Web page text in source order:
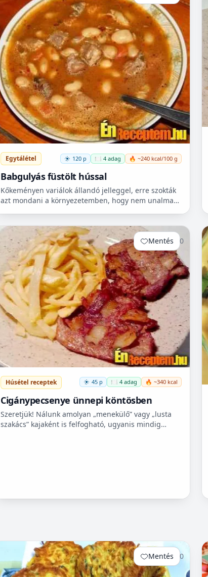
Egytálétel 120 p 🍽️ 4 adag 🔥 ~240 kcal/100 g
Babgulyás füstölt hússal
Kőkeményen variálok állandó jelleggel, erre szokták
azt mondani a környezetemben, hogy nem unalmas
Mentés 0
Húsétel receptek 45 p 🍽️ 4 adag 🔥 ~340 kcal
Cigánypecsenye ünnepi köntösben
Szeretjük! Nálunk amolyan „menekülő” vagy „lusta
szakács” kajaként is felfogható, ugyanis mindig
Mentés 0